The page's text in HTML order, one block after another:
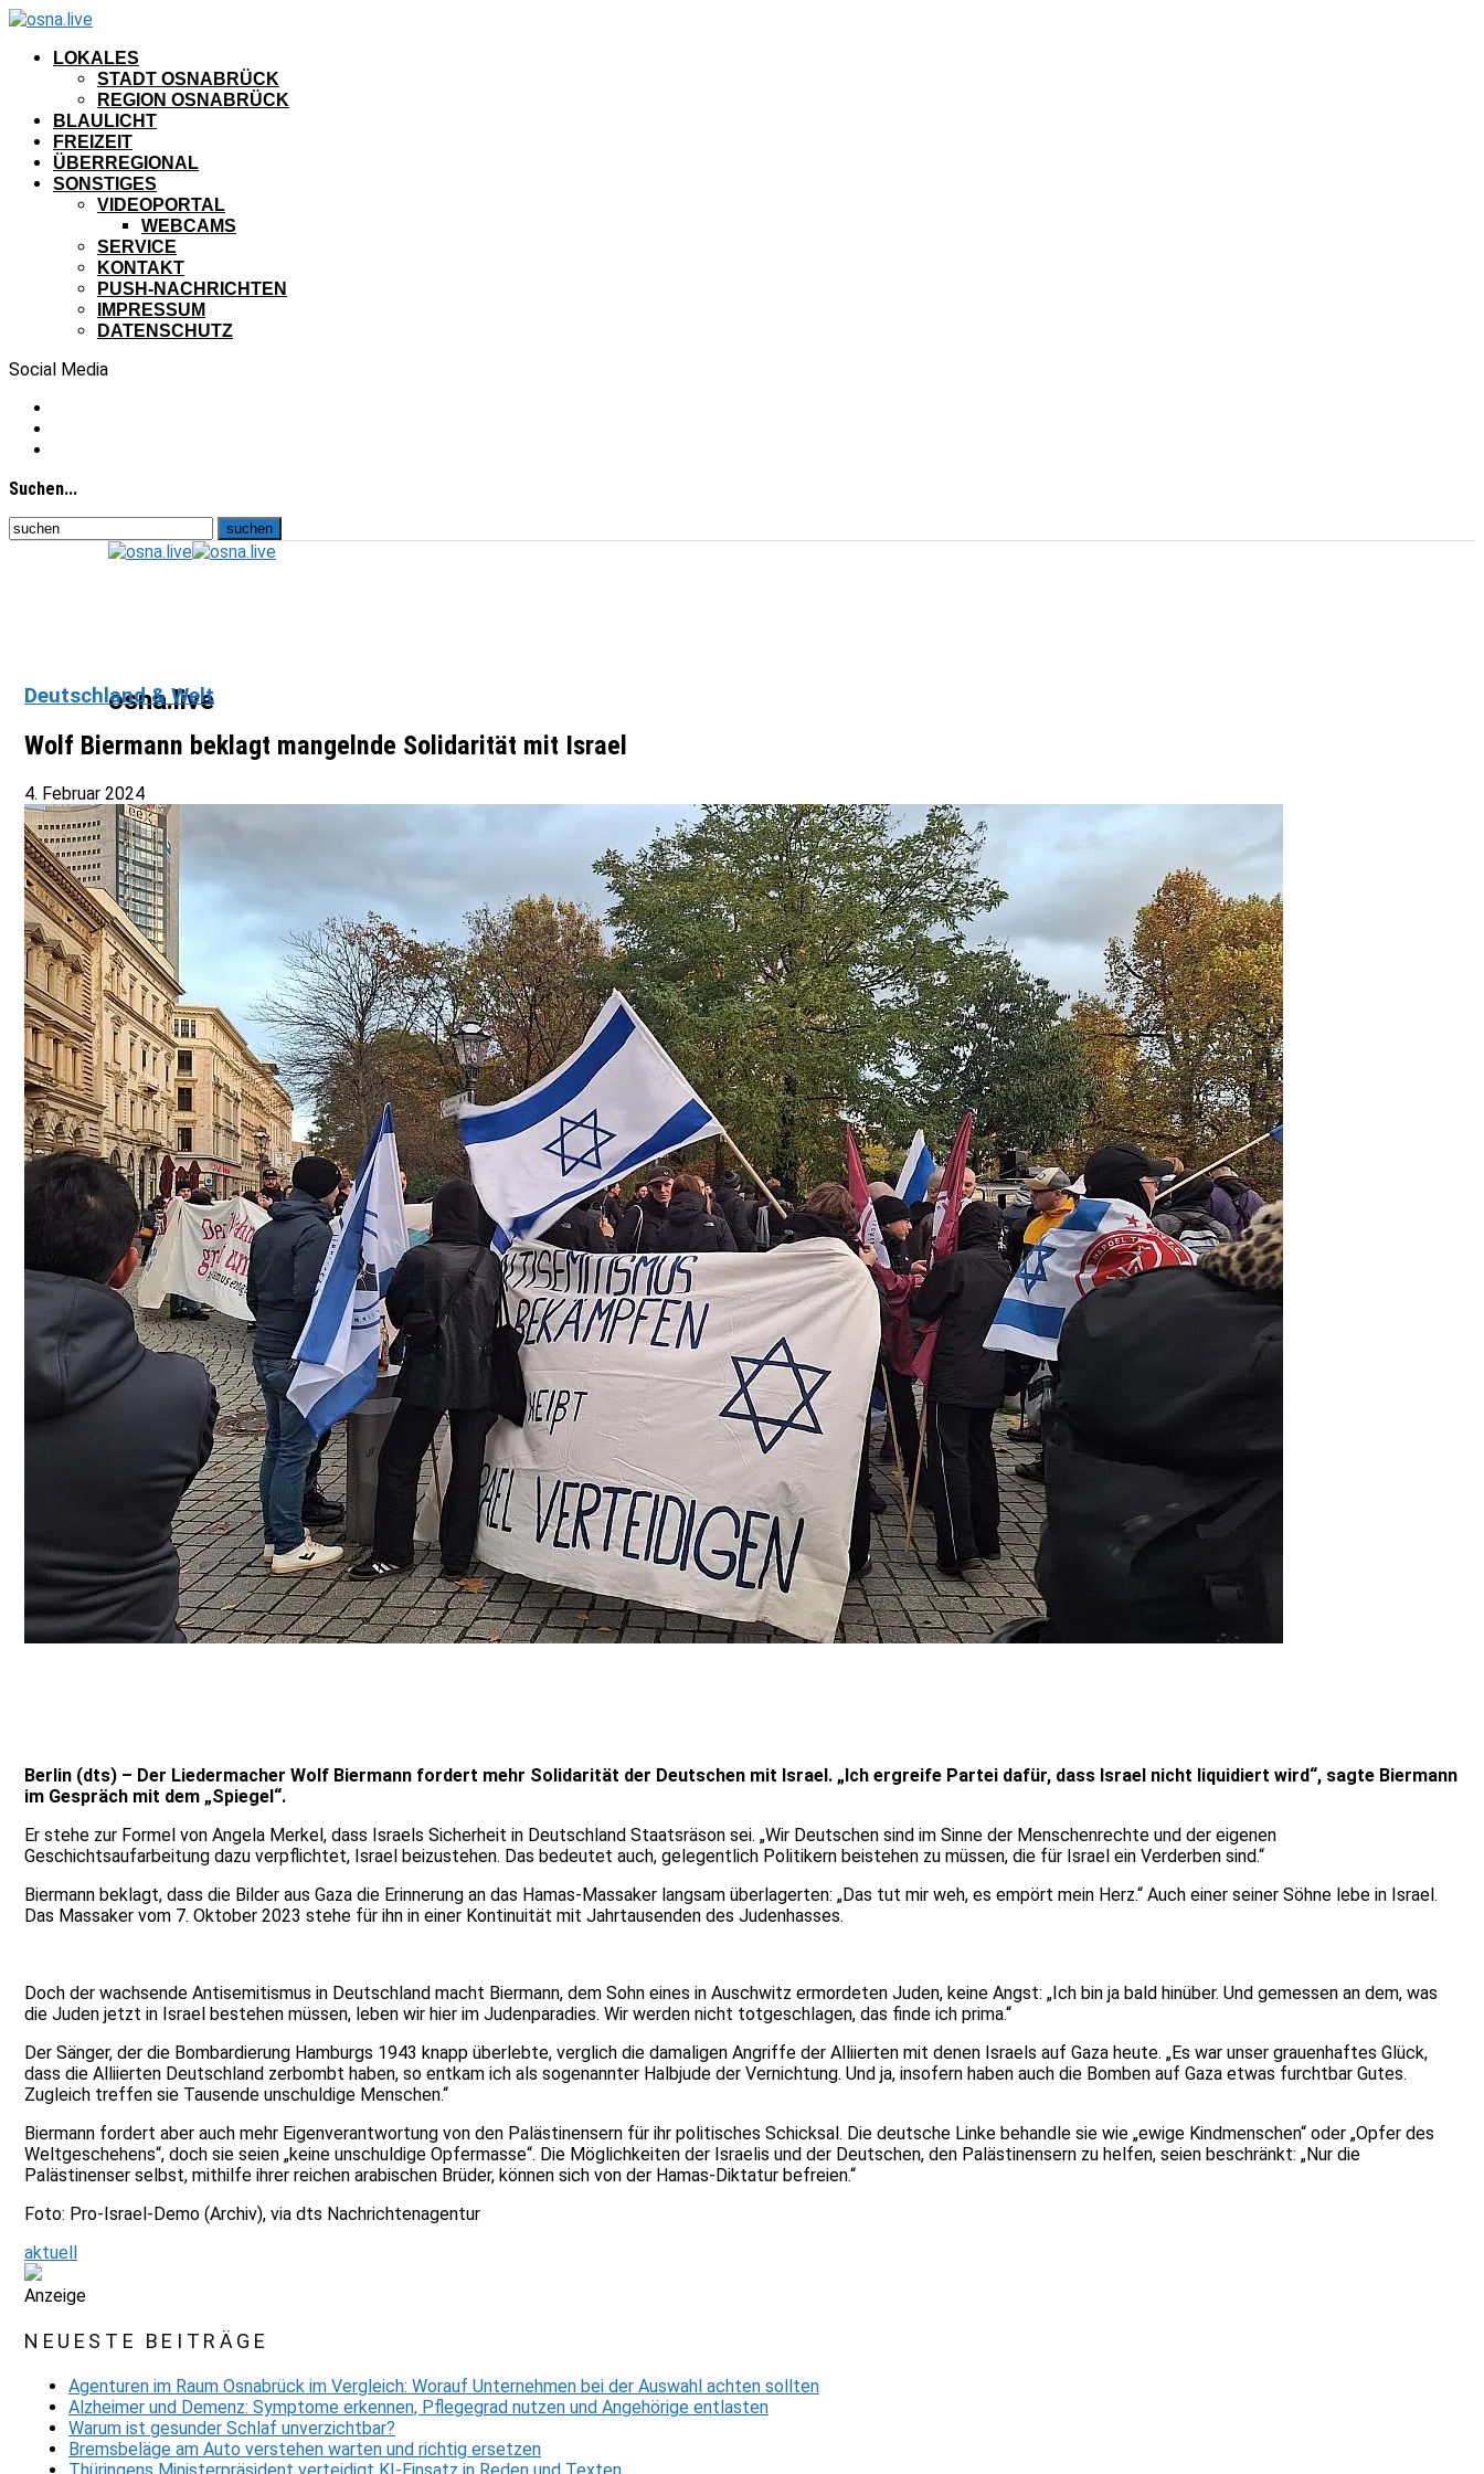
LOKALES
STADT OSNABRÜCK
REGION OSNABRÜCK
BLAULICHT
FREIZEIT
ÜBERREGIONAL
SONSTIGES
VIDEOPORTAL
WEBCAMS
SERVICE
KONTAKT
PUSH-NACHRICHTEN
IMPRESSUM
DATENSCHUTZ
Social Media
Suchen...
osna.live
Deutschland & Welt
Wolf Biermann beklagt mangelnde Solidarität mit Israel
4. Februar 2024
Berlin (dts) – Der Liedermacher Wolf Biermann fordert mehr Solidarität der Deutschen mit Israel. „Ich ergreife Partei dafür, dass Israel nicht liquidiert wird“, sagte Biermann
im Gespräch mit dem „Spiegel“.
Er stehe zur Formel von Angela Merkel, dass Israels Sicherheit in Deutschland Staatsräson sei. „Wir Deutschen sind im Sinne der Menschenrechte und der eigenen
Geschichtsaufarbeitung dazu verpflichtet, Israel beizustehen. Das bedeutet auch, gelegentlich Politikern beistehen zu müssen, die für Israel ein Verderben sind.“
Biermann beklagt, dass die Bilder aus Gaza die Erinnerung an das Hamas-Massaker langsam überlagerten: „Das tut mir weh, es empört mein Herz.“ Auch einer seiner Söhne lebe in Israel.
Das Massaker vom 7. Oktober 2023 stehe für ihn in einer Kontinuität mit Jahrtausenden des Judenhasses.
Doch der wachsende Antisemitismus in Deutschland macht Biermann, dem Sohn eines in Auschwitz ermordeten Juden, keine Angst: „Ich bin ja bald hinüber. Und gemessen an dem, was
die Juden jetzt in Israel bestehen müssen, leben wir hier im Judenparadies. Wir werden nicht totgeschlagen, das finde ich prima.“
Der Sänger, der die Bombardierung Hamburgs 1943 knapp überlebte, verglich die damaligen Angriffe der Alliierten mit denen Israels auf Gaza heute. „Es war unser grauenhaftes Glück,
dass die Alliierten Deutschland zerbombt haben, so entkam ich als sogenannter Halbjude der Vernichtung. Und ja, insofern haben auch die Bomben auf Gaza etwas furchtbar Gutes.
Zugleich treffen sie Tausende unschuldige Menschen.“
Biermann fordert aber auch mehr Eigenverantwortung von den Palästinensern für ihr politisches Schicksal. Die deutsche Linke behandle sie wie „ewige Kindmenschen“ oder „Opfer des
Weltgeschehens“, doch sie seien „keine unschuldige Opfermasse“. Die Möglichkeiten der Israelis und der Deutschen, den Palästinensern zu helfen, seien beschränkt: „Nur die
Palästinenser selbst, mithilfe ihrer reichen arabischen Brüder, können sich von der Hamas-Diktatur befreien.“
Foto: Pro-Israel-Demo (Archiv), via dts Nachrichtenagentur
aktuell
Anzeige
NEUESTE BEITRÄGE
Agenturen im Raum Osnabrück im Vergleich: Worauf Unternehmen bei der Auswahl achten sollten
Alzheimer und Demenz: Symptome erkennen, Pflegegrad nutzen und Angehörige entlasten
Warum ist gesunder Schlaf unverzichtbar?
Bremsbeläge am Auto verstehen warten und richtig ersetzen